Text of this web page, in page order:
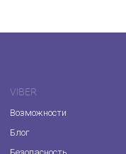
VIBER
Возможности
Блог